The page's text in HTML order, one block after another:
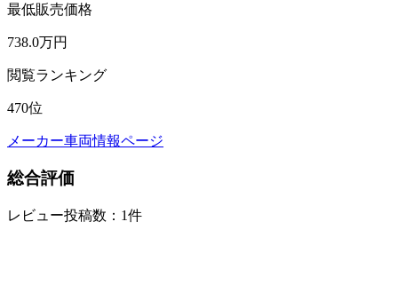
最低販売価格
738.0万円
閲覧ランキング
470位
メーカー車両情報ページ
総合評価
レビュー投稿数：1件